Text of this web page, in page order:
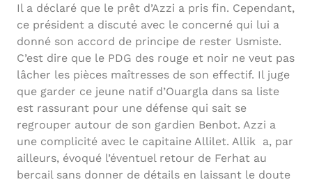
Il a déclaré que le prêt d’Azzi a pris fin. Cependant,
ce président a discuté avec le concerné qui lui a
donné son accord de principe de rester Usmiste.
C’est dire que le PDG des rouge et noir ne veut pas
lâcher les pièces maîtresses de son effectif. Il juge
que garder ce jeune natif d’Ouargla dans sa liste
est rassurant pour une défense qui sait se
regrouper autour de son gardien Benbot. Azzi a
une complicité avec le capitaine Allilet. Allik a, par
ailleurs, évoqué l’éventuel retour de Ferhat au
bercail sans donner de détails en laissant le doute